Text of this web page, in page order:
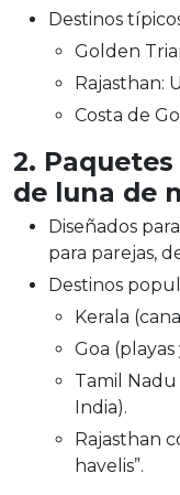
Destinos
Golden
Rajasthan:
Costa de
2.
de luna de
Diseñados
para parejas,
Destinos
Kerala
Goa
Tamil
India).
Rajasthan
havelis”.